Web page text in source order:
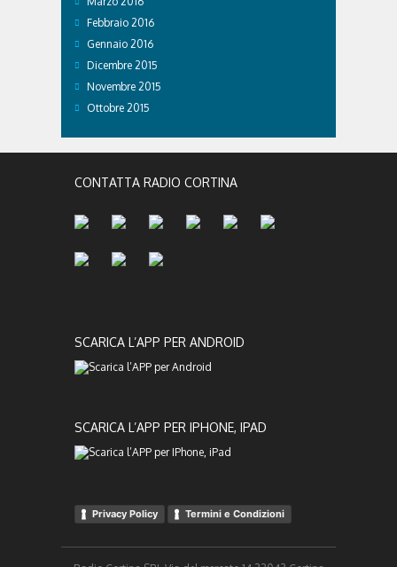
Febbraio 2016
Gennaio 2016
Dicembre 2015
Novembre 2015
Ottobre 2015
CONTATTA RADIO CORTINA
SCARICA L’APP PER ANDROID
SCARICA L’APP PER IPHONE, IPAD
Privacy Policy Termini e Condizioni